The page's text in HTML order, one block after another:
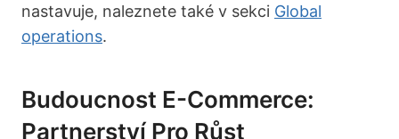
nastavuje, naleznete také v sekci Global
operations.
Budoucnost E-Commerce:
Partnerství Pro Růst